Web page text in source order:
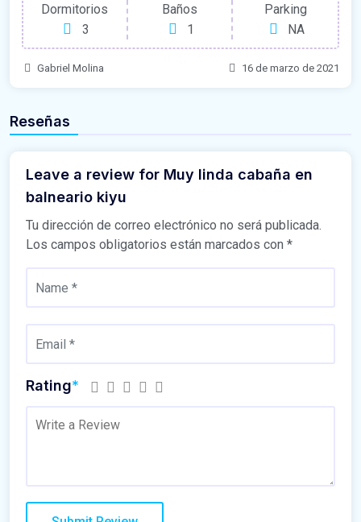
Dormitorios
3
Baños
1
Parking
NA
Gabriel Molina 16 de marzo de 2021
Reseñas
Leave a review for Muy linda cabaña en
balneario kiyu
Tu dirección de correo electrónico no será publicada.
Los campos obligatorios están marcados con *
Rating*